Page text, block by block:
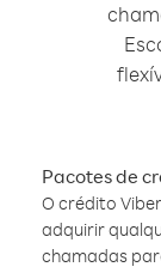
Pacotes de
O crédito
adquirir
chamadas